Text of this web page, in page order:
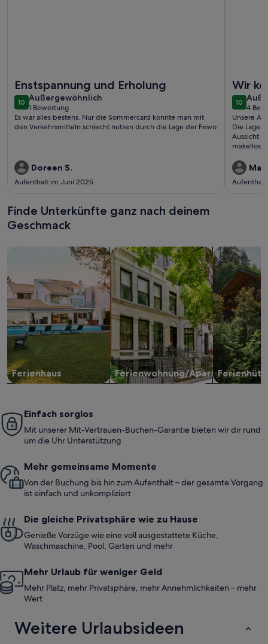
Enstspannung und Erholung
1010 von 10
Außergewöhnlich
außergewöhnlich
1 Bewertung
(1
bewertung)
Es war alles bestens. Nur die Sommercard konnte man mit
den Verkehrsmitteln schlecht nutzen durch die Lage der Fewo
Doreen S.
Aufenthalt im Juni 2025
Wir
1010 von
4
(4
Unsere
Die Lage
Aussicht
makellos
kommen
Finde Unterkünfte ganz nach deinem
Geschmack
Ferienhaus
Suche nach Ferienhäusern
Ferienwohnung/Apartment
Suche nach Ferienwohnungen oder
Suche nach
Einfach sorglos
Mit unserer Mit-Vertrauen-Buchen-Garantie bieten wir dir rund
um die Uhr Unterstützung
Mehr gemeinsame Momente
Von der Buchung bis hin zum Aufenthalt – der gesamte Vorgang
ist einfach und unkompliziert
Die gleiche Privatsphäre wie zu Hause
Genieße Vorzüge wie eine voll ausgestattete Küche,
Waschmaschine, Pool, Garten und mehr
Mehr Urlaub für weniger Geld
Mehr Platz, mehr Privatsphäre, mehr Annehmlichkeiten – mehr
Wert
Weitere Urlaubsideen